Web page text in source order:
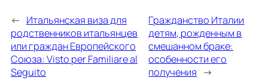
← Итальянская виза для
родственников итальянцев
или граждан Европейского
Союза: Visto per Familiare al
Seguito
Гражданство Италии
детям, рожденным в
смешанном браке:
особенности его
получения →